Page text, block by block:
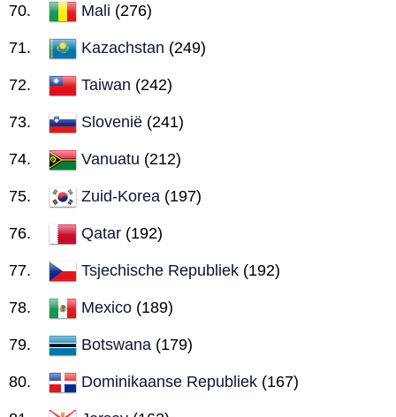
Mali (276)
Kazachstan (249)
Taiwan (242)
Slovenië (241)
Vanuatu (212)
Zuid-Korea (197)
Qatar (192)
Tsjechische Republiek (192)
Mexico (189)
Botswana (179)
Dominikaanse Republiek (167)